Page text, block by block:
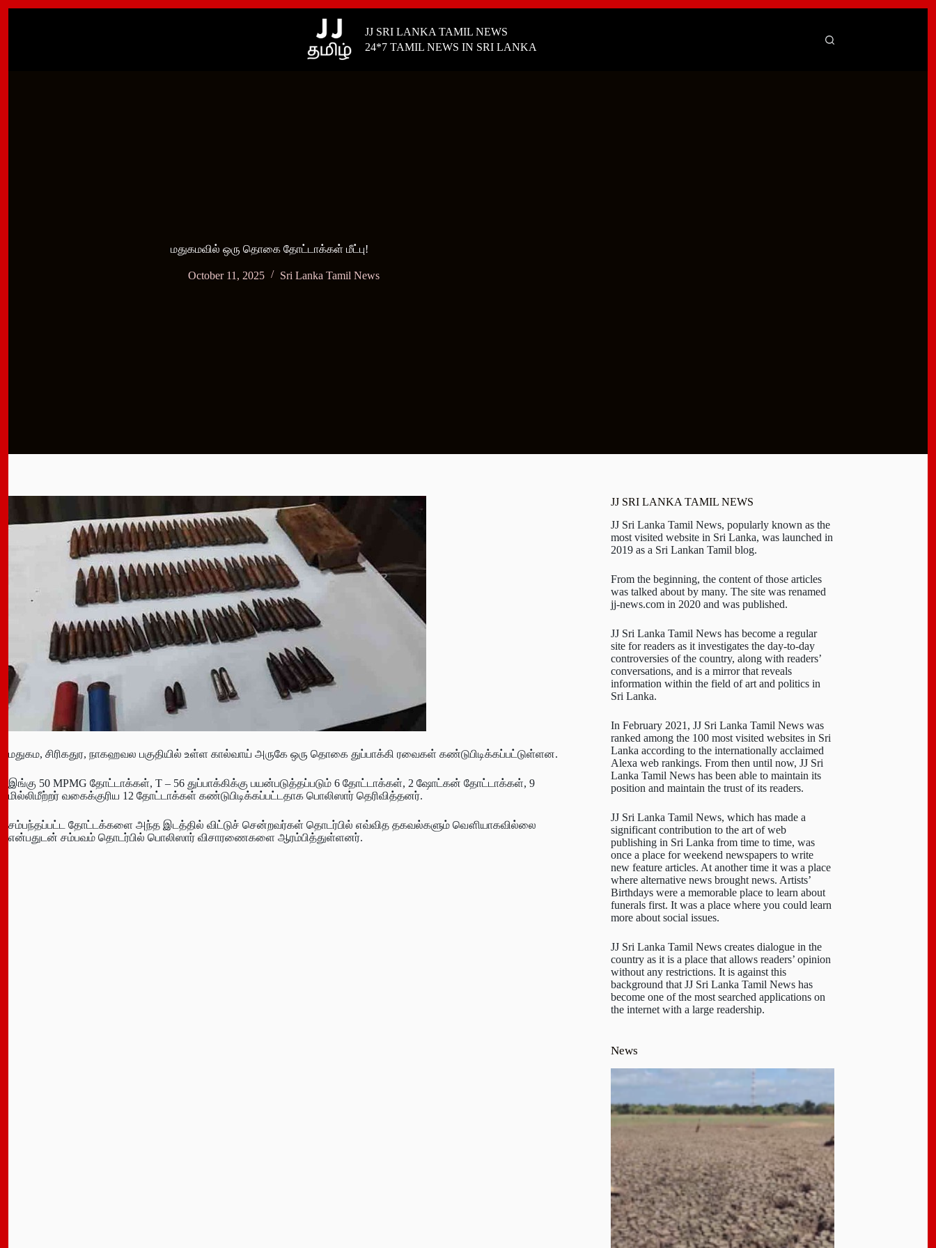
JJ SRI LANKA TAMIL NEWS
24*7 TAMIL NEWS IN SRI LANKA
மதுகமவில் ஒரு தொகை தோட்டாக்கள் மீட்பு!
October 11, 2025 Sri Lanka Tamil News
மதுகம, சிரிகதுர, நாகஹவல பகுதியில் உள்ள கால்வாய் அருகே ஒரு தொகை துப்பாக்கி ரவைகள் கண்டுபிடிக்கப்பட்டுள்ளன.
இங்கு 50 MPMG தோட்டாக்கள், T – 56 துப்பாக்கிக்கு பயன்படுத்தப்படும் 6 தோட்டாக்கள், 2 ஷோட்கன் தோட்டாக்கள், 9
மில்லிமீற்றர் வகைக்குரிய 12 தோட்டாக்கள் கண்டுபிடிக்கப்பட்டதாக பொலிஸார் தெரிவித்தனர்.
சம்பந்தப்பட்ட தோட்டக்களை அந்த இடத்தில் விட்டுச் சென்றவர்கள் தொடர்பில் எவ்வித தகவல்களும் வௌியாகவில்லை
என்பதுடன் சம்பவம் தொடர்பில் பொலிஸார் விசாரணைகளை ஆரம்பித்துள்ளனர்.
JJ SRI LANKA TAMIL NEWS
JJ Sri Lanka Tamil News, popularly known as the
most visited website in Sri Lanka, was launched in
2019 as a Sri Lankan Tamil blog.
From the beginning, the content of those articles
was talked about by many. The site was renamed
jj-news.com in 2020 and was published.
JJ Sri Lanka Tamil News has become a regular
site for readers as it investigates the day-to-day
controversies of the country, along with readers’
conversations, and is a mirror that reveals
information within the field of art and politics in
Sri Lanka.
In February 2021, JJ Sri Lanka Tamil News was
ranked among the 100 most visited websites in Sri
Lanka according to the internationally acclaimed
Alexa web rankings. From then until now, JJ Sri
Lanka Tamil News has been able to maintain its
position and maintain the trust of its readers.
JJ Sri Lanka Tamil News, which has made a
significant contribution to the art of web
publishing in Sri Lanka from time to time, was
once a place for weekend newspapers to write
new feature articles. At another time it was a place
where alternative news brought news. Artists’
Birthdays were a memorable place to learn about
funerals first. It was a place where you could learn
more about social issues.
JJ Sri Lanka Tamil News creates dialogue in the
country as it is a place that allows readers’ opinion
without any restrictions. It is against this
background that JJ Sri Lanka Tamil News has
become one of the most searched applications on
the internet with a large readership.
News